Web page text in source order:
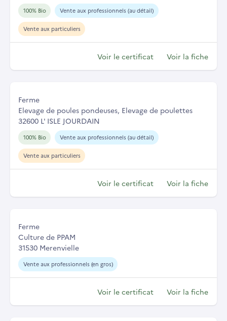
100% Bio Vente aux professionnels (au détail)
Vente aux particuliers
Voir le certificat Voir la fiche
Ferme
Elevage de poules pondeuses, Elevage de poulettes
32600 L' ISLE JOURDAIN
100% Bio Vente aux professionnels (au détail)
Vente aux particuliers
Voir le certificat Voir la fiche
Ferme
Culture de PPAM
31530 Merenvielle
Vente aux professionnels (en gros)
Voir le certificat Voir la fiche